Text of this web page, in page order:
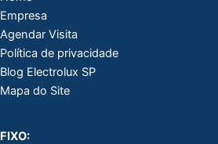
Empresa
Agendar Visita
Política de privacidade
Blog Electrolux SP
Mapa do Site
FIXO: